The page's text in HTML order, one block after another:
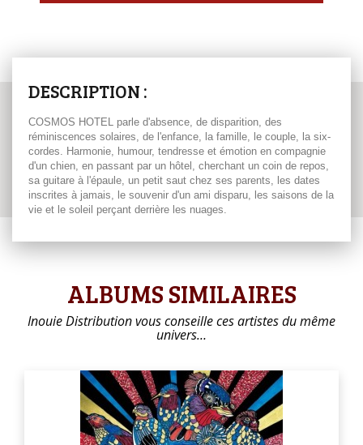
DESCRIPTION :
COSMOS HOTEL parle d'absence, de disparition, des
réminiscences solaires, de l'enfance, la famille, le couple, la six-
cordes. Harmonie, humour, tendresse et émotion en compagnie
d'un chien, en passant par un hôtel, cherchant un coin de repos,
sa guitare à l'épaule, un petit saut chez ses parents, les dates
inscrites à jamais, le souvenir d'un ami disparu, les saisons de la
vie et le soleil perçant derrière les nuages.
ALBUMS SIMILAIRES
Inouie Distribution vous conseille ces artistes du même
univers…